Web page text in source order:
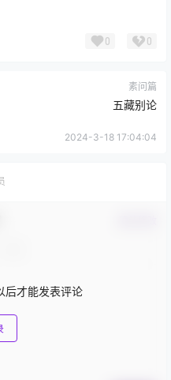
0 0
素问篇
五藏别论
2024-3-18 17:04:04
后才能发表评论